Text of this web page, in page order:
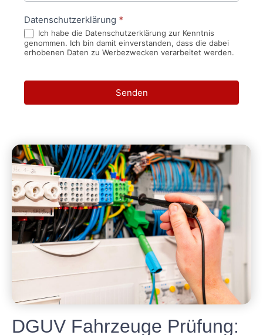
Datenschutzerklärung *
Ich habe die Datenschutzerklärung zur Kenntnis
genommen. Ich bin damit einverstanden, dass die dabei
erhobenen Daten zu Werbezwecken verarbeitet werden.
Senden
DGUV Fahrzeuge Prüfung: